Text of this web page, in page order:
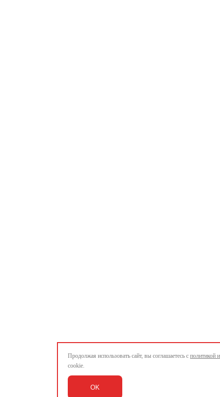
Продолжая использовать сайт, вы соглашаетесь с политикой
cookie.
OK